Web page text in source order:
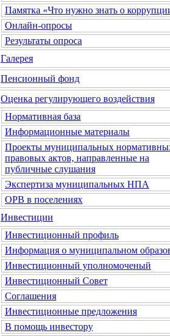
Памятка «Что нужно знать о
Онлайн-опросы
Результаты опроса
Галерея
Пенсионный фонд
Оценка регулирующего воздействия
Нормативная база
Информационные материалы
Проекты муниципальных
правовых актов, направленные на
публичные слушания
Экспертиза муниципальных НПА
ОРВ в поселениях
Инвестиции
Инвестиционный профиль
Информация о муниципальном
Инвестиционный уполномоченый
Инвестиционный Совет
Соглашения
Инвестиционные предложения
В помощь инвестору